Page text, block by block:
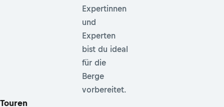
Expertinnen
und
Experten
bist du ideal
für die
Berge
vorbereitet.
Touren